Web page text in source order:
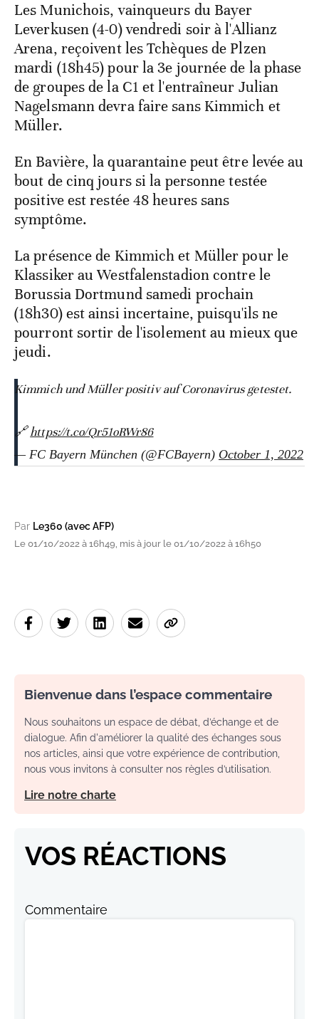
Les Munichois, vainqueurs du Bayer
Leverkusen (4-0) vendredi soir à l'Allianz
Arena, reçoivent les Tchèques de Plzen
mardi (18h45) pour la 3e journée de la phase
de groupes de la C1 et l'entraîneur Julian
Nagelsmann devra faire sans Kimmich et
Müller.
En Bavière, la quarantaine peut être levée au
bout de cinq jours si la personne testée
positive est restée 48 heures sans
symptôme.
La présence de Kimmich et Müller pour le
Klassiker au Westfalenstadion contre le
Borussia Dortmund samedi prochain
(18h30) est ainsi incertaine, puisqu'ils ne
pourront sortir de l'isolement au mieux que
jeudi.
Kimmich und Müller positiv auf Coronavirus getestet.
🔗https://t.co/Qr51oRWr86
— FC Bayern München (@FCBayern) October 1, 2022
Par Le360 (avec AFP)
Le 01/10/2022 à 16h49, mis à jour le 01/10/2022 à 16h50
Bienvenue dans l’espace commentaire
Nous souhaitons un espace de débat, d’échange et de
dialogue. Afin d'améliorer la qualité des échanges sous
nos articles, ainsi que votre expérience de contribution,
nous vous invitons à consulter nos règles d’utilisation.
Lire notre charte
VOS RÉACTIONS
Commentaire